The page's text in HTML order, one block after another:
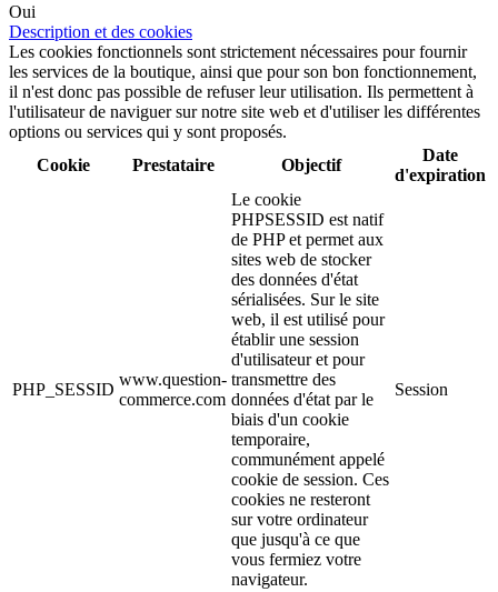
Oui
Description et des cookies
Les cookies fonctionnels sont strictement nécessaires pour fournir
les services de la boutique, ainsi que pour son bon fonctionnement,
il n'est donc pas possible de refuser leur utilisation. Ils permettent à
l'utilisateur de naviguer sur notre site web et d'utiliser les différentes
options ou services qui y sont proposés.
Cookie
Prestataire Objectif
Date
d'expiration
PHP_SESSID
www.question-
commerce.com
Le cookie
PHPSESSID est natif
de PHP et permet aux
sites web de stocker
des données d'état
sérialisées. Sur le site
web, il est utilisé pour
établir une session
d'utilisateur et pour
transmettre des
données d'état par le
biais d'un cookie
temporaire,
communément appelé
cookie de session. Ces
cookies ne resteront
sur votre ordinateur
que jusqu'à ce que
vous fermiez votre
navigateur.
Session